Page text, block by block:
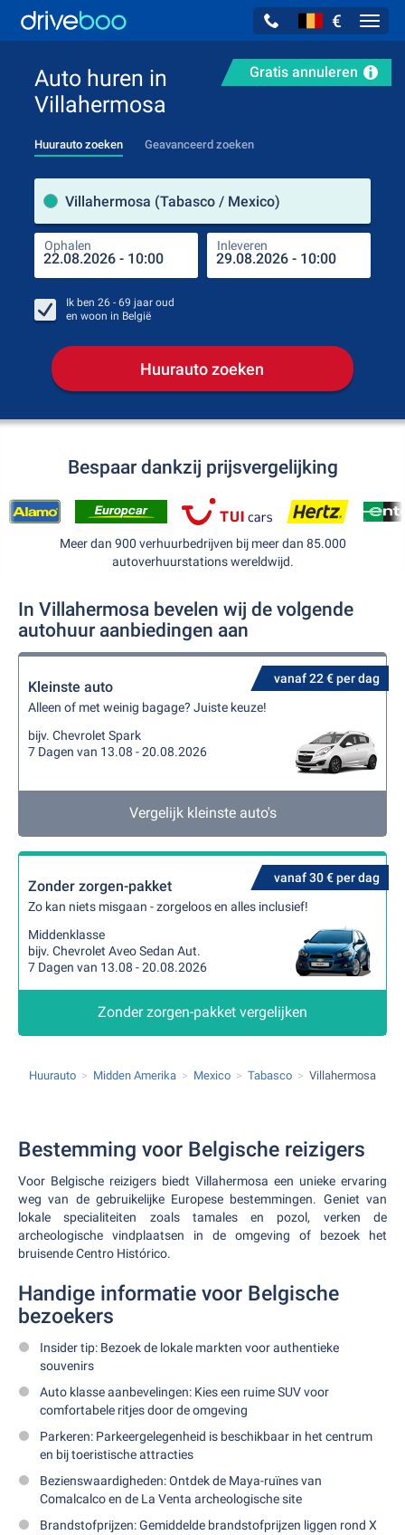
€
Gratis annuleren
Auto huren in
Villahermosa
Huurauto zoeken Geavanceerd zoeken
Villahermosa (Tabasco / Mexico)
Ophalen Inleveren
Ik ben 26 - 69 jaar oud
en woon in België
Huurauto zoeken
Bespaar dankzij prijsvergelijking
Meer dan 900 verhuurbedrijven bij meer dan 85.000
autoverhuurstations wereldwijd.
In Villahermosa bevelen wij de volgende
autohuur aanbiedingen aan
vanaf 22 € per dag
Kleinste auto
Alleen of met weinig bagage? Juiste keuze!
bijv. Chevrolet Spark
7 Dagen van 13.08 - 20.08.2026
Vergelijk kleinste auto's
vanaf 30 € per dag
Zonder zorgen-pakket
Zo kan niets misgaan - zorgeloos en alles inclusief!
Middenklasse
bijv. Chevrolet Aveo Sedan Aut.
7 Dagen van 13.08 - 20.08.2026
Zonder zorgen-pakket vergelijken
Huurauto Midden Amerika Mexico Tabasco Villahermosa
Bestemming voor Belgische reizigers
Voor Belgische reizigers biedt Villahermosa een unieke ervaring
weg van de gebruikelijke Europese bestemmingen. Geniet van
lokale specialiteiten zoals tamales en pozol, verken de
archeologische vindplaatsen in de omgeving of bezoek het
bruisende Centro Histórico.
Handige informatie voor Belgische
bezoekers
Insider tip: Bezoek de lokale markten voor authentieke
souvenirs
Auto klasse aanbevelingen: Kies een ruime SUV voor
comfortabele ritjes door de omgeving
Parkeren: Parkeergelegenheid is beschikbaar in het centrum
en bij toeristische attracties
Bezienswaardigheden: Ontdek de Maya-ruïnes van
Comalcalco en de La Venta archeologische site
Brandstofprijzen: Gemiddelde brandstofprijzen liggen rond X